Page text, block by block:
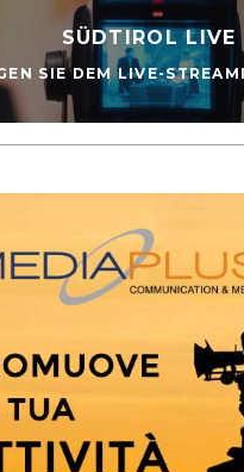
SÜDTIROL LIVE
SIE DEM LIVE-